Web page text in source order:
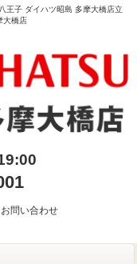
王子 ダイハツ昭島 多摩大橋店立
大橋店
お問い合わせ